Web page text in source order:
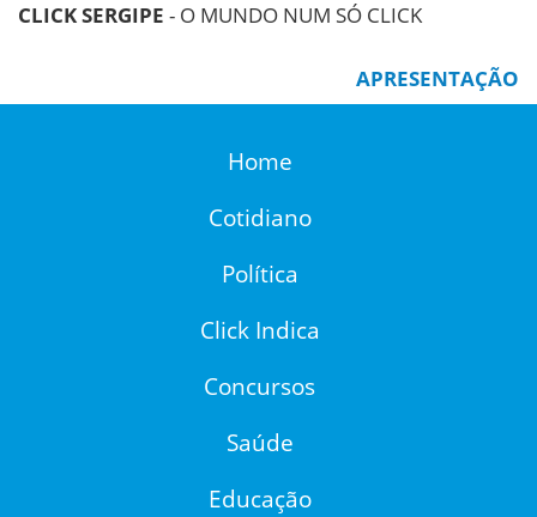
CLICK SERGIPE - O MUNDO NUM SÓ CLICK
APRESENTAÇÃO
Home
Cotidiano
Política
Click Indica
Concursos
Saúde
Educação